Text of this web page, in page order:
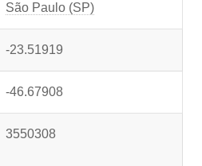
São Paulo (SP)
-23.51919
-46.67908
3550308